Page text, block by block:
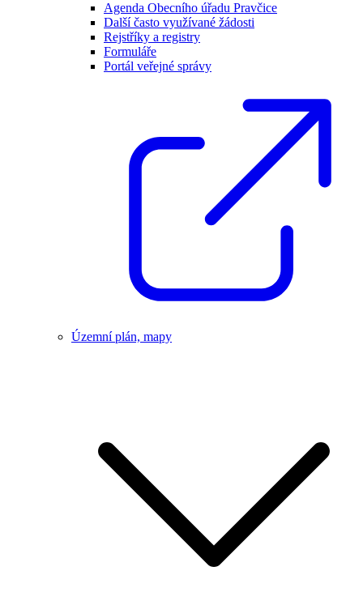
Agenda Obecního úřadu Pravčice
Další často využívané žádosti
Rejstříky a registry
Formuláře
Portál veřejné správy
Územní plán, mapy